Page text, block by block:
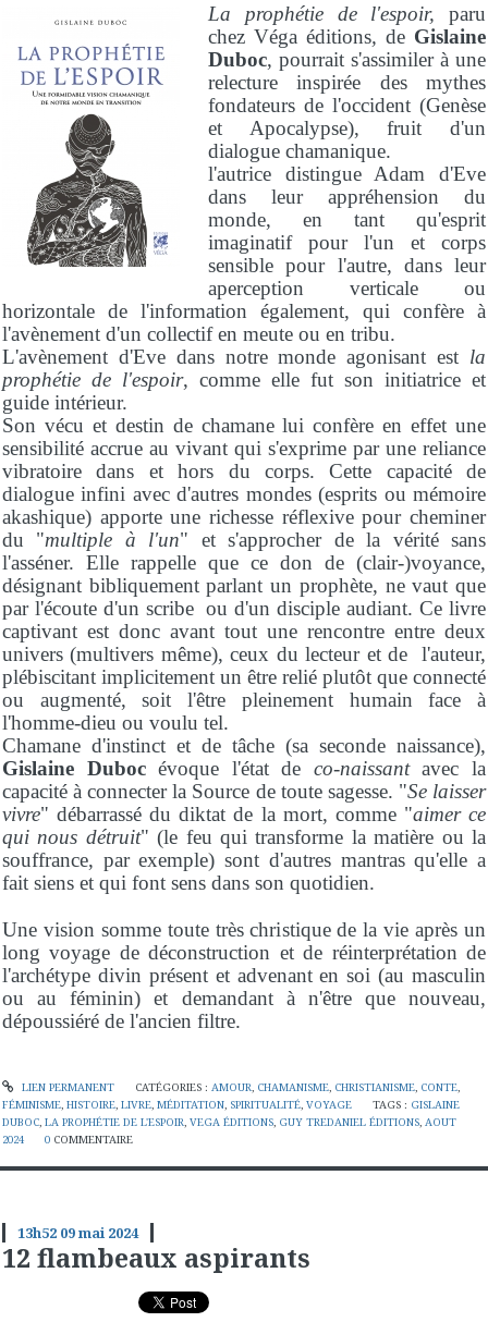
La prophétie de l'espoir, paru
chez Véga éditions,de Gislaine
Duboc, pourrait s'assimiler à une
relecture inspirée des mythes
fondateurs de l'occident (Genèse
et Apocalypse), fruit d'un
dialogue chamanique.
l'autrice distingue Adam d'Eve
dans leur appréhension du
monde, en tant qu'esprit
imaginatif pour l'un et corps
sensible pour l'autre, dans leur
aperception verticale ou
horizontale de l'information également, qui confère à
l'avènement d'un collectif en meute ou en tribu.
L'avènement d'Eve dans notre monde agonisant est la
prophétie de l'espoir, comme elle fut son initiatrice et
guide intérieur.
Son vécu et destin de chamane lui confère en effet une
sensibilité accrue au vivant qui s'exprime par une reliance
vibratoire dans et hors du corps. Cette capacité de
dialogue infini avec d'autres mondes (esprits ou mémoire
akashique) apporte une richesse réflexive pour cheminer
du "multiple à l'un" et s'approcher de la vérité sans
l'asséner. Elle rappelle que ce don de (clair-)voyance,
désignant bibliquement parlant un prophète, ne vaut que
par l'écoute d'un scribe ou d'un disciple audiant. Ce livre
captivant est donc avant tout une rencontre entre deux
univers (multivers même), ceux du lecteur et de l'auteur,
plébiscitant implicitement un être relié plutôt que connecté
ou augmenté, soit l'être pleinement humain face à
l'homme-dieu ou voulu tel.
Chamane d'instinct et de tâche (sa seconde naissance),
Gislaine Dubocévoque l'état de co-naissantavec la
capacité à connecter la Source de toute sagesse. "Se laisser
vivre" débarrassé du diktat de la mort, comme "aimer ce
qui nous détruit" (le feu qui transforme la matière ou la
souffrance, par exemple) sont d'autres mantras qu'elle a
fait siens et qui font sens dans son quotidien.
Une vision somme toute très christique de la vie après un
long voyage de déconstruction et de réinterprétation de
l'archétype divin présent et advenant en soi (au masculin
ou au féminin) et demandant à n'être que nouveau,
dépoussiéré de l'ancien filtre.
LIEN PERMANENT CATÉGORIES : AMOUR, CHAMANISME, CHRISTIANISME, CONTE,
FÉMINISME, HISTOIRE, LIVRE, MÉDITATION, SPIRITUALITÉ, VOYAGE TAGS : GISLAINE
DUBOC, LA PROPHÉTIE DE L'ESPOIR, VEGA ÉDITIONS, GUY TREDANIEL ÉDITIONS, AOUT
2024
0 COMMENTAIRE
13h52 09mai 2024
12 flambeaux aspirants